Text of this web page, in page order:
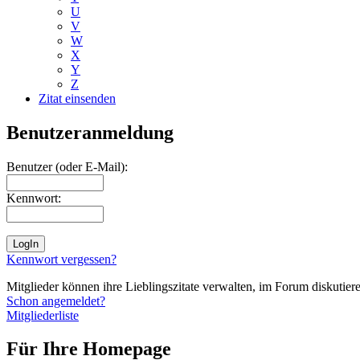
U
V
W
X
Y
Z
Zitat einsenden
Benutzeranmeldung
Benutzer (oder E-Mail):
Kennwort:
Kennwort vergessen?
Mitglieder können ihre Lieblingszitate verwalten, im Forum
Schon angemeldet?
Mitgliederliste
Für Ihre Homepage